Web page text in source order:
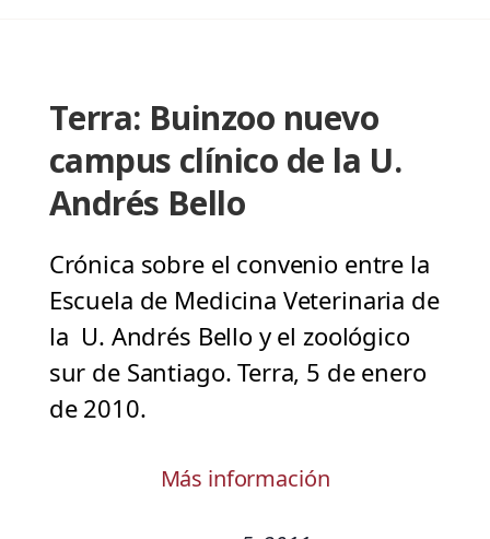
Terra: Buinzoo nuevo
campus clínico de la U.
Andrés Bello
Crónica sobre el convenio entre la
Escuela de Medicina Veterinaria de
la U. Andrés Bello y el zoológico
sur de Santiago. Terra, 5 de enero
de 2010.
Más información